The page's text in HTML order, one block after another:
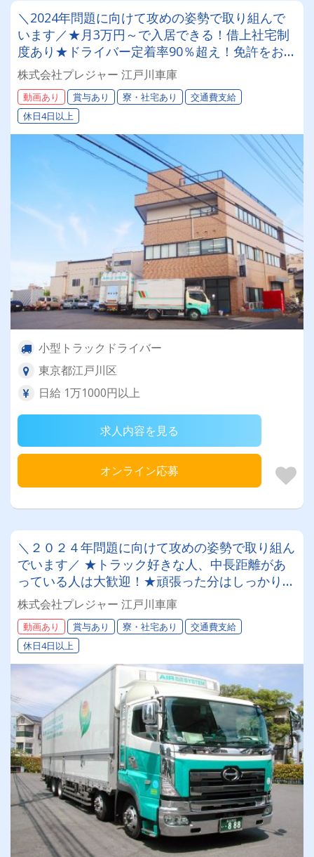
＼2024年問題に向けて攻めの姿勢で取り組んで
います／★月3万円～で入居できる！借上社宅制
度あり★ドライバー定着率90％超え！免許をお持
ちでなくてもOK★2ｔドライバー募集！
株式会社プレジャー 江戸川車庫
動画あり 賞与あり 寮・社宅あり
交通費支給
休日4日以上
小型トラックドライバー
東京都江戸川区
⽇給 1万1000円以上
求人内容を見る
オンライン応募
＼２０２４年問題に向けて攻めの姿勢で取り組ん
でいます／ ★トラック好きな人、中長距離があ
っている人は大歓迎！★頑張った分はしっかりお
給与に反映！！ 免許取得支援制度もございま
す！月収５０万円以上可♪
株式会社プレジャー 江戸川車庫
動画あり 賞与あり 寮・社宅あり
交通費支給
休日4日以上